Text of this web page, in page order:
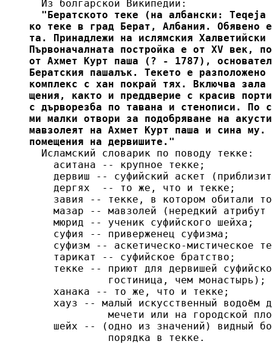
  Из болгарской Википедии:
"Бератското теке (на албански: Teqeja
ко теке в град Берат, Албания. Обявено
та. Принадлежи на ислямския
Първоначалната постройка е от ХV век,
от Ахмет Курт паша (? - 1787),
Бератския пашалък. Текето е
комплекс с хан покрай тях. Включва
щения, както и преддверие с красив
с дърворезба по тавана и стенописи. По
ми малки отвори за подобряване на
мавзолеят на Ахмет Курт паша и сина му.
помещения на дервишите."
  Исламский словарик по поводу текке:
    аситана -- крупное текке;
дервиш -- суфийский аскет
    дергях  -- то же, что и текке;
завия -- текке, в котором обитали
мазар -- мавзолей (нередкий атрибут
    мюрид -- ученик суфийского шейха;
    суфия -- приверженец суфизма;
суфизм -- аскетическо-мистическое
    тарикат -- суфийское братство;
текке -- приют для дервишей
             гостиница, чем монастырь);
    ханака -- то же, что и текке;
хауз -- малый искусственный водоём
мечети или на городской
шейх -- (одно из значений) видный
             порядка в текке.